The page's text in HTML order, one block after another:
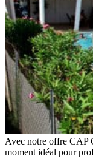
Avec notre offre CAP
moment idéal pour